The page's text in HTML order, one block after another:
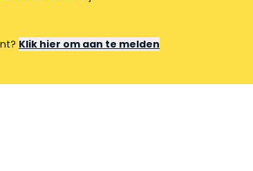
Klik hier om aan te melden